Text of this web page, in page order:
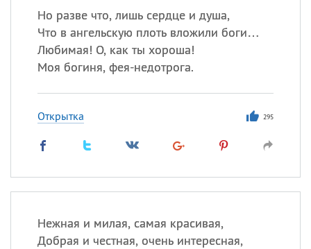
Но разве что, лишь сердце и душа,
Что в ангельскую плоть вложили боги…
Любимая! О, как ты хороша!
Моя богиня, фея-недотрога.
Открытка 295
Нежная и милая, самая красивая,
Добрая и честная, очень интересная,